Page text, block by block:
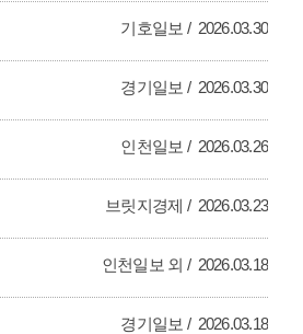
기호일보 2026.03.30
경기일보 2026.03.30
인천일보 2026.03.26
브릿지경제 2026.03.23
인천일보 외 2026.03.18
경기일보 2026.03.18